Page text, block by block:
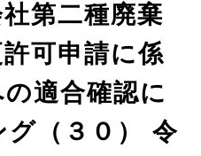
第二種廃棄
可申請に係
適合確認に
グ（３０） 令